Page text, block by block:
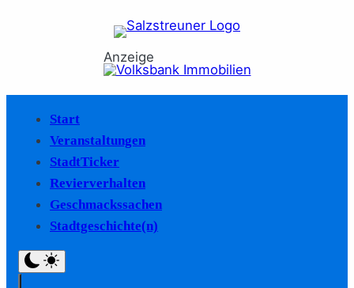
Anzeige
Start
Veranstaltungen
StadtTicker
Revierverhalten
Geschmackssachen
Stadtgeschichte(n)